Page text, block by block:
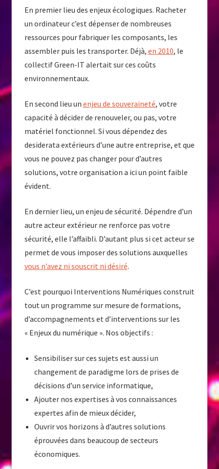
En premier lieu des enjeux écologiques. Racheter
un ordinateur c’est dépenser de nombreuses
ressources pour fabriquer les composants, les
assembler puis les transporter. Déjà, en 2010, le
collectif Green-IT alertait sur ces coûts
environnementaux.
En second lieu un enjeu de souveraineté, votre
capacité à décider de renouveler, ou pas, votre
matériel fonctionnel. Si vous dépendez des
desiderata extérieurs d’une autre entreprise, et que
vous ne pouvez pas changer pour d’autres
solutions, votre organisation a ici un point faible
évident.
En dernier lieu, un enjeu de sécurité. Dépendre d’un
autre acteur extérieur ne renforce pas votre
sécurité, elle l’affaibli. D’autant plus si cet acteur se
permet de vous imposer des solutions auxquelles
vous n’avez ni souscrit ni désiré.
C’est pourquoi Interventions Numériques construit
tout un programme sur mesure de formations,
d’accompagnements et d’interventions sur les
« Enjeux du numérique ». Nos objectifs :
Sensibiliser sur ces sujets est aussi un
changement de paradigme lors de prises de
décisions d’un service informatique,
Ajouter nos expertises à vos connaissances
expertes afin de mieux décider,
Ouvrir vos horizons à d’autres solutions
éprouvées dans beaucoup de secteurs
économiques.